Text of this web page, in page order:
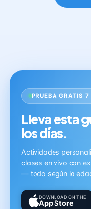
PRUEBA GRATIS 7
Lleva esta
los días.
Actividades
clases en vivo con
— todo según la
DOWNLOAD ON THE
App Store